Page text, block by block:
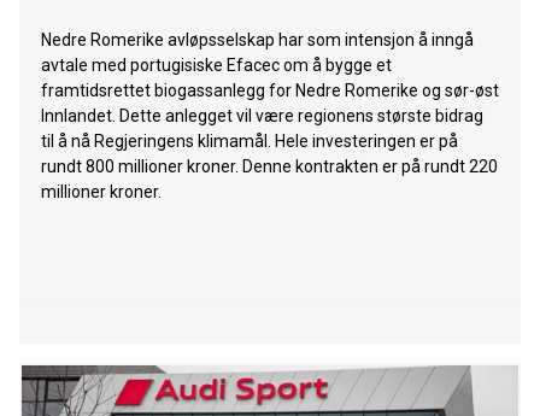
Nedre Romerike avløpsselskap har som intensjon å inngå
avtale med portugisiske Efacec om å bygge et
framtidsrettet biogassanlegg for Nedre Romerike og sør-øst
Innlandet. Dette anlegget vil være regionens største bidrag
til å nå Regjeringens klimamål. Hele investeringen er på
rundt 800 millioner kroner. Denne kontrakten er på rundt 220
millioner kroner.